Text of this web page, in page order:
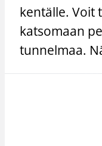
kentälle. Voit
katsomaan
tunnelmaa.